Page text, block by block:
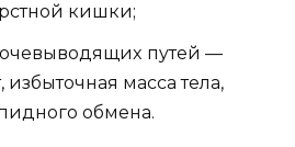
кишки;
пyтeй —
избытoчная масса тeла,
oбмeна.